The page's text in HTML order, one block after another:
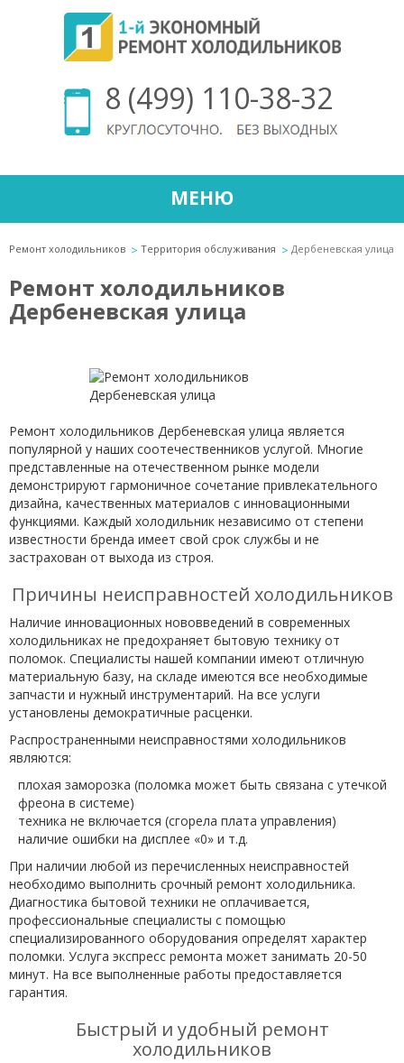
8 (499) 110-38-32
МЕНЮ
Ремонт холодильников Территория обслуживания Дербеневская улица
Ремонт холодильников
Дербеневская улица
Ремонт холодильников Дербеневская улица является
популярной у наших соотечественников услугой. Многие
представленные на отечественном рынке модели
демонстрируют гармоничное сочетание привлекательного
дизайна, качественных материалов с инновационными
функциями. Каждый холодильник независимо от степени
известности бренда имеет свой срок службы и не
застрахован от выхода из строя.
Причины неисправностей холодильников
Наличие инновационных нововведений в современных
холодильниках не предохраняет бытовую технику от
поломок. Специалисты нашей компании имеют отличную
материальную базу, на складе имеются все необходимые
запчасти и нужный инструментарий. На все услуги
установлены демократичные расценки.
Распространенными неисправностями холодильников
являются:
плохая заморозка (поломка может быть связана с утечкой
фреона в системе)
техника не включается (сгорела плата управления)
наличие ошибки на дисплее «0» и т.д.
При наличии любой из перечисленных неисправностей
необходимо выполнить срочный ремонт холодильника.
Диагностика бытовой техники не оплачивается,
профессиональные специалисты с помощью
специализированного оборудования определят характер
поломки. Услуга экспресс ремонта может занимать 20-50
минут. На все выполненные работы предоставляется
гарантия.
Быстрый и удобный ремонт
холодильников